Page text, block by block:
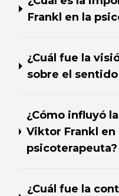
Frankl en la
¿Cuál fue la
sobre el
¿Cómo influyó
Viktor Frankl
psicoterapeuta?
¿Cuál fue la